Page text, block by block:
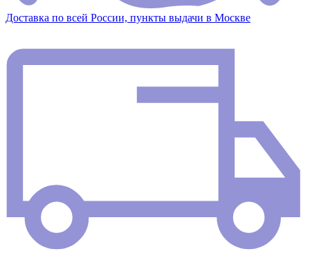
Доставка по всей России, пункты выдачи в Москве